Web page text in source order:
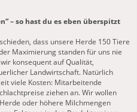
– so hast du es eben überspitzt
dass unsere Herde 150 Tiere
Maximierung standen für uns nie
konsequent auf Qualität,
Landwirtschaft. Natürlich
viele Kosten: Mitarbeitende
ziehen an. Wir wollen
oder höhere Milchmengen